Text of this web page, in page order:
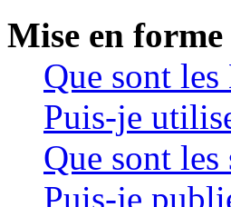
Mise en
Que sont
Puis-je
Que sont les
Puis-je